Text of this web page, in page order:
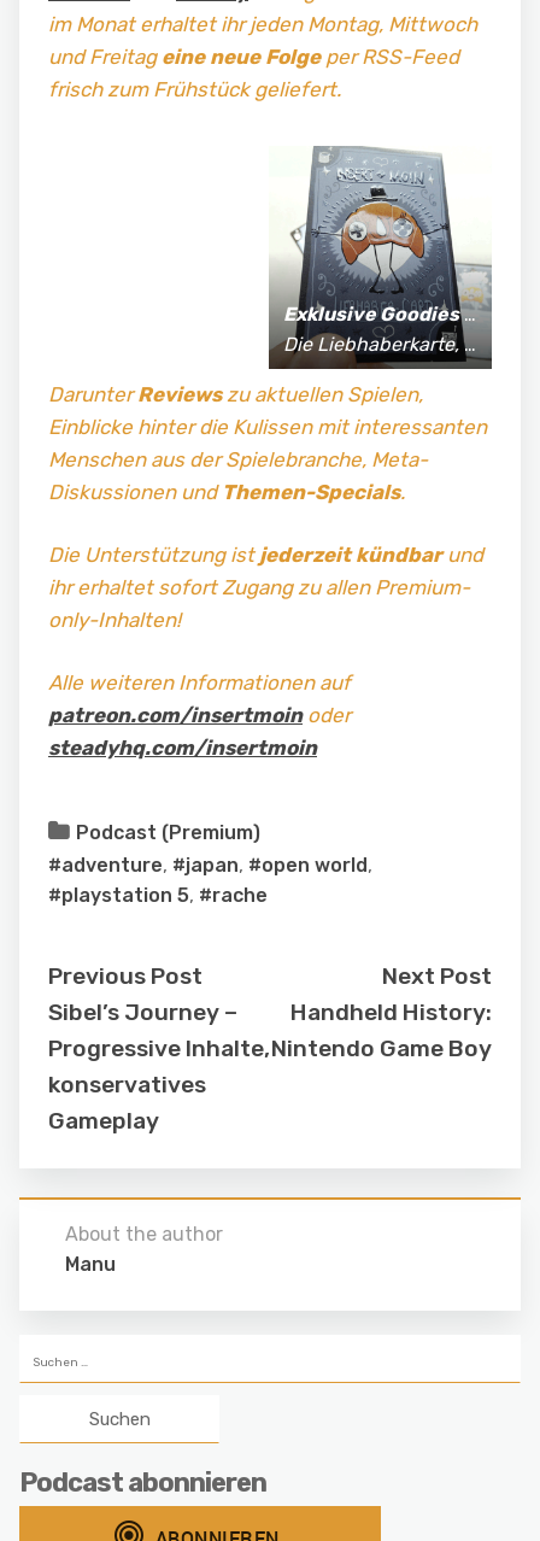
im Monat erhaltet ihr jeden Montag, Mittwoch
und Freitageine neue Folgeper RSS-Feed
frisch zum Frühstück geliefert.
Exklusive Goodiesfür Supporter*innen:
Die Liebhaberkarte, jährlich limitierte Fan-Shirts und vieles mehr!
DarunterReviewszu aktuellen Spielen,
Einblicke hinter die Kulissen mit interessanten
Menschen aus der Spielebranche, Meta-
Diskussionen und Themen-Specials.
Die Unterstützung istjederzeit kündbarund
ihr erhaltet sofort Zugang zu allen Premium-
only-Inhalten!
Alle weiteren Informationen auf
patreon.com/insertmoinoder
steadyhq.com/insertmoin
Podcast (Premium)
#adventure, #japan, #open world,
#playstation 5, #rache
Previous Post
Sibel’s Journey –
Progressive Inhalte,
konservatives
Gameplay
Next Post
Handheld History:
Nintendo Game Boy
About the author
Manu
nach:
Podcast abonnieren